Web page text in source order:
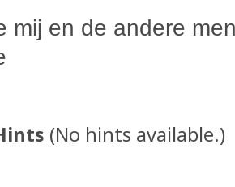
mij en de andere
(No hints available.)